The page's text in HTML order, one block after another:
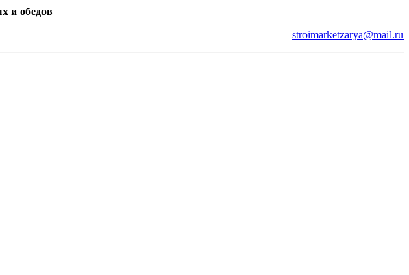
и обедов
stroimarketzarya@mail.ru